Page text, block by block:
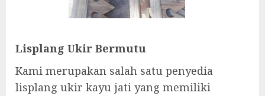
Lisplang Ukir Bermutu
Kami merupakan salah satu penyedia
lisplang ukir kayu jati yang memiliki